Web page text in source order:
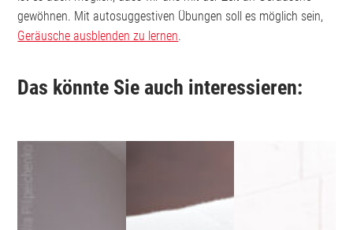
gewöhnen. Mit autosuggestiven Übungen soll es möglich sein,
Geräusche ausblenden zu lernen.
Das könnte Sie auch interessieren: